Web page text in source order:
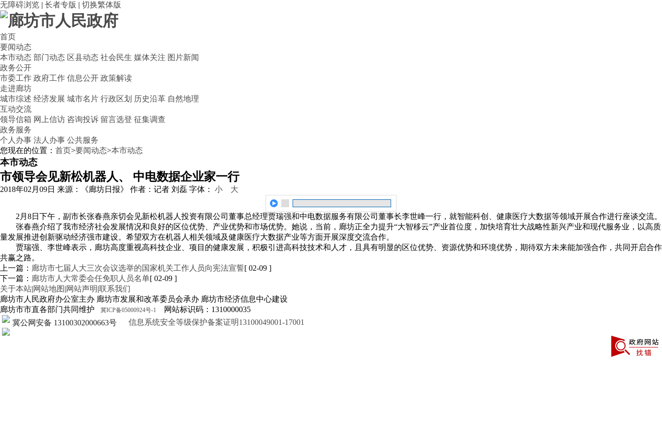
无障碍浏览 | 长者专版 | 切换繁体版
首页
要闻动态
本市动态 部门动态 区县动态 社会民生 媒体关注 图片新闻
政务公开
市委工作 政府工作 信息公开 政策解读
走进廊坊
城市综述 经济发展 城市名片 行政区划 历史沿革 自然地理
互动交流
领导信箱 网上信访 咨询投诉 留言选登 征集调查
政务服务
个人办事 法人办事 公共服务
您现在的位置： 首页>要闻动态>本市动态
本市动态
市领导会见新松机器人、 中电数据企业家一行
2018年02月09日 来源：《廊坊日报》 作者：记者 刘磊 字体： 小 大
2月8日下午，副市长张春燕亲切会见新松机器人投资有限公司董事总经理贾瑞强和中电数据服务有限公司董事长李世峰一行，就智能科创、健康医疗大数据等领域开展合作进行座谈交流。
张春燕介绍了我市经济社会发展情况和良好的区位优势、产业优势和市场优势。她说，当前，廊坊正全力提升“大智移云”产业首位度，加快培育壮大战略性新兴产业和现代服务业，以高质
量发展推进创新驱动经济强市建设。希望双方在机器人相关领域及健康医疗大数据产业等方面开展深度交流合作。
贾瑞强、李世峰表示，廊坊高度重视高科技企业、项目的健康发展，积极引进高科技技术和人才，且具有明显的区位优势、资源优势和环境优势，期待双方未来能加强合作，共同开启合作
共赢之路。
上一篇： 廊坊市七届人大三次会议选举的国家机关工作人员向宪法宣誓[ 02-09 ]
下一篇： 廊坊市人大常委会任免职人员名单[ 02-09 ]
关于本站|网站地图 |网站声明|联系我们
廊坊市人民政府办公室主办 廊坊市发展和改革委员会承办 廊坊市经济信息中心建设
廊坊市市直各部门共同维护
冀ICP备05000924号-1
网站标识码：1310000035
冀公网安备 13100302000663号
信息系统安全等级保护备案证明13100049001-17001